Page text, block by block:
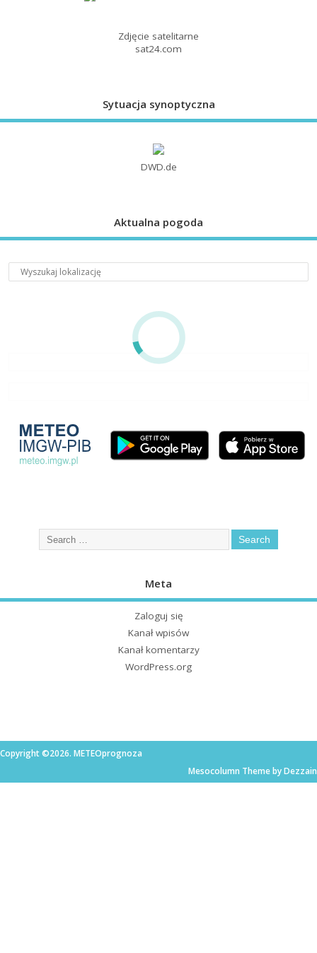
Zdjęcie satelitarne
sat24.com
Sytuacja synoptyczna
DWD.de
Aktualna pogoda
Meta
Zaloguj się
Kanał wpisów
Kanał komentarzy
WordPress.org
Copyright ©2026. METEOprognoza
Mesocolumn Theme by Dezzain